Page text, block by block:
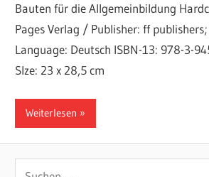
Bauten für die Allgemeinbildung
Pages Verlag / Publisher: ff
Language: Deutsch ISBN-13: 978-3-
SIze: 23 x 28,5 cm
Weiterlesen
Suchen